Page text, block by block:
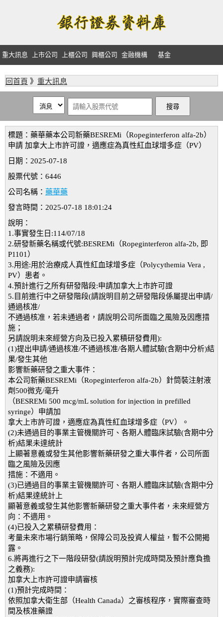
重大訊息 上市公司 上櫃公司 興櫃公司 金融機構 基金
回首頁 》 重大訊息
標題：藥華藥本公司新藥BESREMi（Ropeginterferon alfa-2b）
申請 加拿大上市許可證，適應症為真性紅血球增多症（PV）
日期：2025-07-18
股票代號：6446
公司名稱： 藥華藥
發言時間：2025-07-18 18:01:24
說明：
1.事實發生日:114/07/18
2.研發新藥名稱或代號:BESREMi（Ropeginterferon alfa-2b, 即
P1101）
3.用途:用於治療成人真性紅血球增多症（Polycythemia Vera ,
PV）患者。
4.預計進行之所有研發階段:申請加拿大上市許可證
5.目前進行中之研發階段(請說明目前之研發階段係屬提出申請/
通過核准/
不通過核准，若未通過者，請說明公司所面臨之風險及因應措
施；
另請說明未來經營方向及已投入累積研發費用):
(1)提出申請/通過核准/不通過核准/各期人體試驗(含期中分析)結
果/發生其他
影響新藥研發之重大事件：
本公司新藥BESREMi（Ropeginterferon alfa-2b）針筒裝注射液
劑500微克/毫升
（BESREMi 500 mcg/mL solution for injection in prefilled
syringe）申請加
拿大上市許可證，適應症為真性紅血球增多症（PV）。
(2)未通過目的事業主管機關許可、各期人體臨床試驗(含期中分
析)結果未達統計
上顯著意義或發生其他影響新藥研發之重大事件者，公司所面
臨之風險及因應
措施：不適用。
(3)已通過目的事業主管機關許可、各期人體臨床試驗(含期中分
析)結果達統計上
顯著意義或發生其他影響新藥研發之重大事件者，未來經營方
向：不適用。
(4)已投入之累積研發費用：
考量未來市場行銷策略，保障公司及投資人權益，暫不公開揭
露。
6.將再進行之下一階段研發(請說明預計完成時間及預計應負擔
之義務):
加拿大上市許可證申請審核
(1)預計完成時間：
依照加拿大衛生部（Health Canada）之審核程序，實際審查時
間及核准藥證